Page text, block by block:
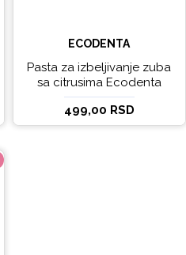
ECODENTA
Pasta za izbeljivanje zuba
sa citrusima Ecodenta
EXPERT LINE EXCEPTIONAL
WHITENING 100ml
499,00 RSD